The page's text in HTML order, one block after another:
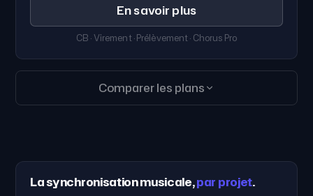
En savoir plus
CB · Virement · Prélèvement · Chorus Pro
Comparer les plans
360 000 titres i
La synchronisation musicale,par projet.